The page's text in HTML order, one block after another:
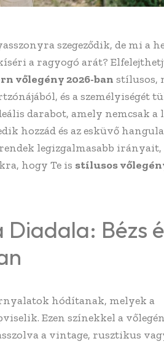
szegeződik, de mi a
a ragyogó arát?
vőlegény 2026-ban stílusos,
és a személyiségét
darabot, amely nemcsak a
hozzád és az esküvő
legizgalmasabb
hogy Te is stílusos
Diadala: Bézs
hódítanak, melyek a
Ezen színekkel a
a vintage, rusztikus